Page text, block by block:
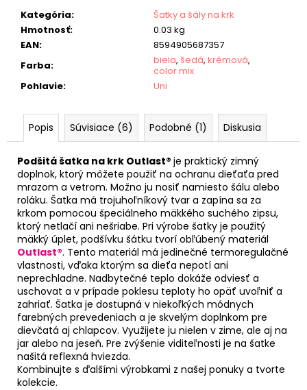
Kategória:
Šatky a šály na krk
Hmotnosť:
0.03 kg
EAN:
8594905687357
Farba: biela, šedá, krémová,
color mix
Pohlavie: Uni
Popis Súvisiace (6) Podobné (1) Diskusia
Podšitá šatka na krk Outlast® je praktický zimný
doplnok, ktorý môžete použiť na ochranu dieťaťa pred
mrazom a vetrom. Možno ju nosiť namiesto šálu alebo
roláku. Šatka má trojuhoľníkový tvar a zapína sa za
krkom pomocou špeciálneho mäkkého suchého zipsu,
ktorý netlačí ani nešriabe. Pri výrobe šatky je použitý
mäkký úplet, podšívku šátku tvorí obľúbený materiál
Outlast®. Tento materiál má jedinečné termoregulačné
vlastnosti, vďaka ktorým sa dieťa nepotí ani
neprechladne. Nadbytečné teplo dokáže odviesť a
uschovat a v prípade poklesu teploty ho opäť uvoľniť a
zahriať. Šatka je dostupná v niekoľkých módnych
farebných prevedeniach a je skvelým doplnkom pre
dievčatá aj chlapcov. Využijete ju nielen v zime, ale aj na
jar alebo na jeseň. Pre zvýšenie viditeľnosti je na šatke
našitá reflexná hviezda.
Kombinujte s ďalšími výrobkami z našej ponuky a tvorte
kolekcie.